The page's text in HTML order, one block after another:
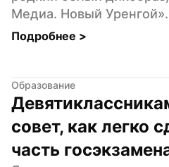
Медиа. Новый Уренгой».
Подробнее >
Образование
совет, как легко
часть